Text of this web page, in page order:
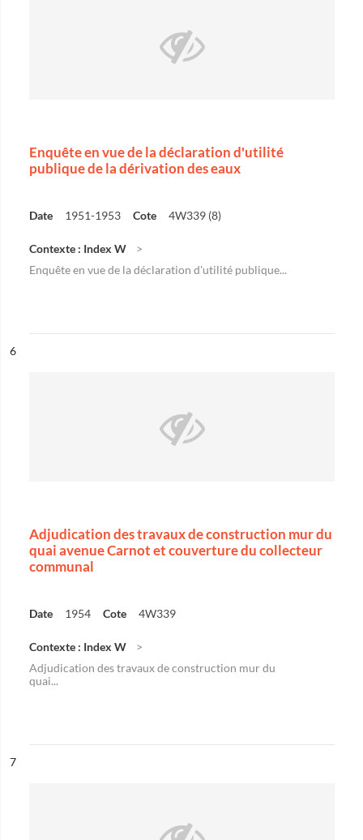
Enquête en vue de la déclaration d'utilité
publique de la dérivation des eaux
Date 1951-1953 Cote 4W339 (8)
Contexte : Index W
Enquête en vue de la déclaration d'utilité publique...
n°
6
Adjudication des travaux de construction mur du
quai avenue Carnot et couverture du collecteur
communal
Date 1954 Cote 4W339
Contexte : Index W
Adjudication des travaux de construction mur du
quai...
n°
7